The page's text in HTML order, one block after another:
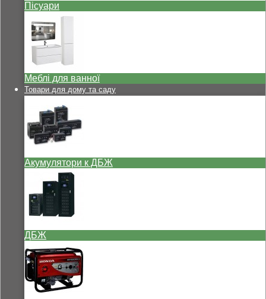
Пісуари
Меблі для ванної
Товари для дому та саду
Акумулятори к ДБЖ
ДБЖ